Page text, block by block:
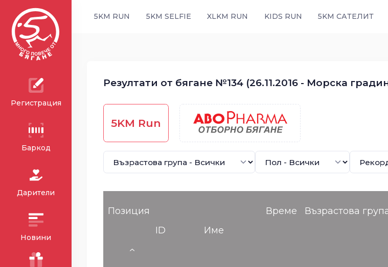
Регистрация
Баркод
Дарители
Новини
5KM RUN 5KM SELFIE XLKM RUN KIDS RUN 5KM САТЕЛИТ
Резултати от бягане №134 (26.11.2016 - Морска
5KM Run
Позиция
ID
Име
Време Възрастова